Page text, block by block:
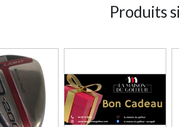
Produits